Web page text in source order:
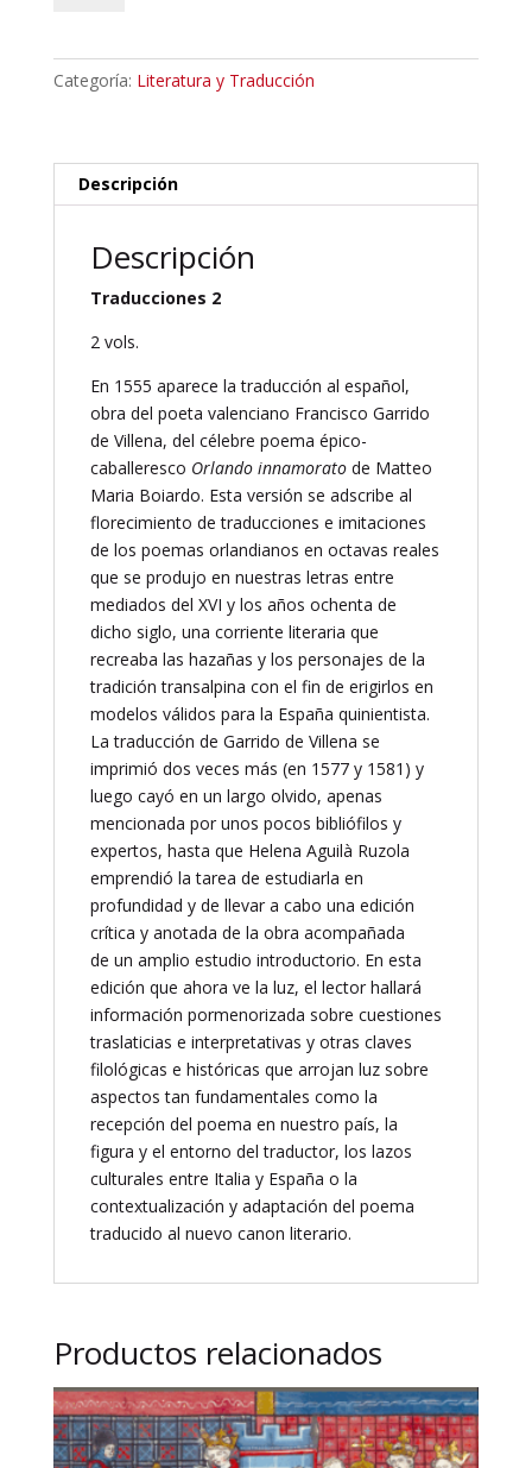
Boiardo.
cantidad
Categoría: Literatura y Traducción
Descripción
Descripción
Traducciones 2
2 vols.
En 1555 aparece la traducción al español,
obra del poeta valenciano Francisco Garrido
de Villena, del célebre poema épico-
caballeresco Orlando innamoratode Matteo
Maria Boiardo. Esta versión se adscribe al
florecimiento de traducciones e imitaciones
de los poemas orlandianos en octavas reales
que se produjo en nuestras letras entre
mediados del XVI y los años ochenta de
dicho siglo, una corriente literaria que
recreaba las hazañas y los personajes de la
tradición transalpina con el fin de erigirlos en
modelos válidos para la España quinientista.
La traducción de Garrido de Villena se
imprimió dos veces más (en 1577 y 1581) y
luego cayó en un largo olvido, apenas
mencionada por unos pocos bibliófilos y
expertos, hasta que Helena Aguilà Ruzola
emprendió la tarea de estudiarla en
profundidad y de llevar a cabo una edición
crítica y anotada de la obra acompañada
de un amplio estudio introductorio. En esta
edición que ahora ve la luz, el lector hallará
información pormenorizada sobre cuestiones
traslaticias e interpretativas y otras claves
filológicas e históricas que arrojan luz sobre
aspectos tan fundamentales como la
recepción del poema en nuestro país, la
figura y el entorno del traductor, los lazos
culturales entre Italia y España o la
contextualización y adaptación del poema
traducido al nuevo canon literario.
Productos relacionados